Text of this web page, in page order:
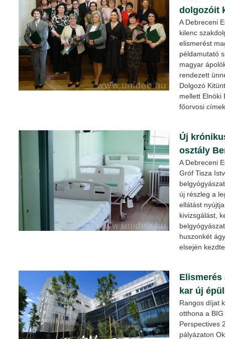
dolgozóit
A Debreceni
kilenc
elismerést
példamutató
magyar
rendezett
Dolgozó
mellett Elnöki
főorvosi
Új
osztály
A Debreceni
Gróf Tisza
új részleg a
ellátást
kivizsgálást,
huszonkét
elsején
Elismerés
kar új
Rangos díjat
otthona a
Perspectives
pályázaton